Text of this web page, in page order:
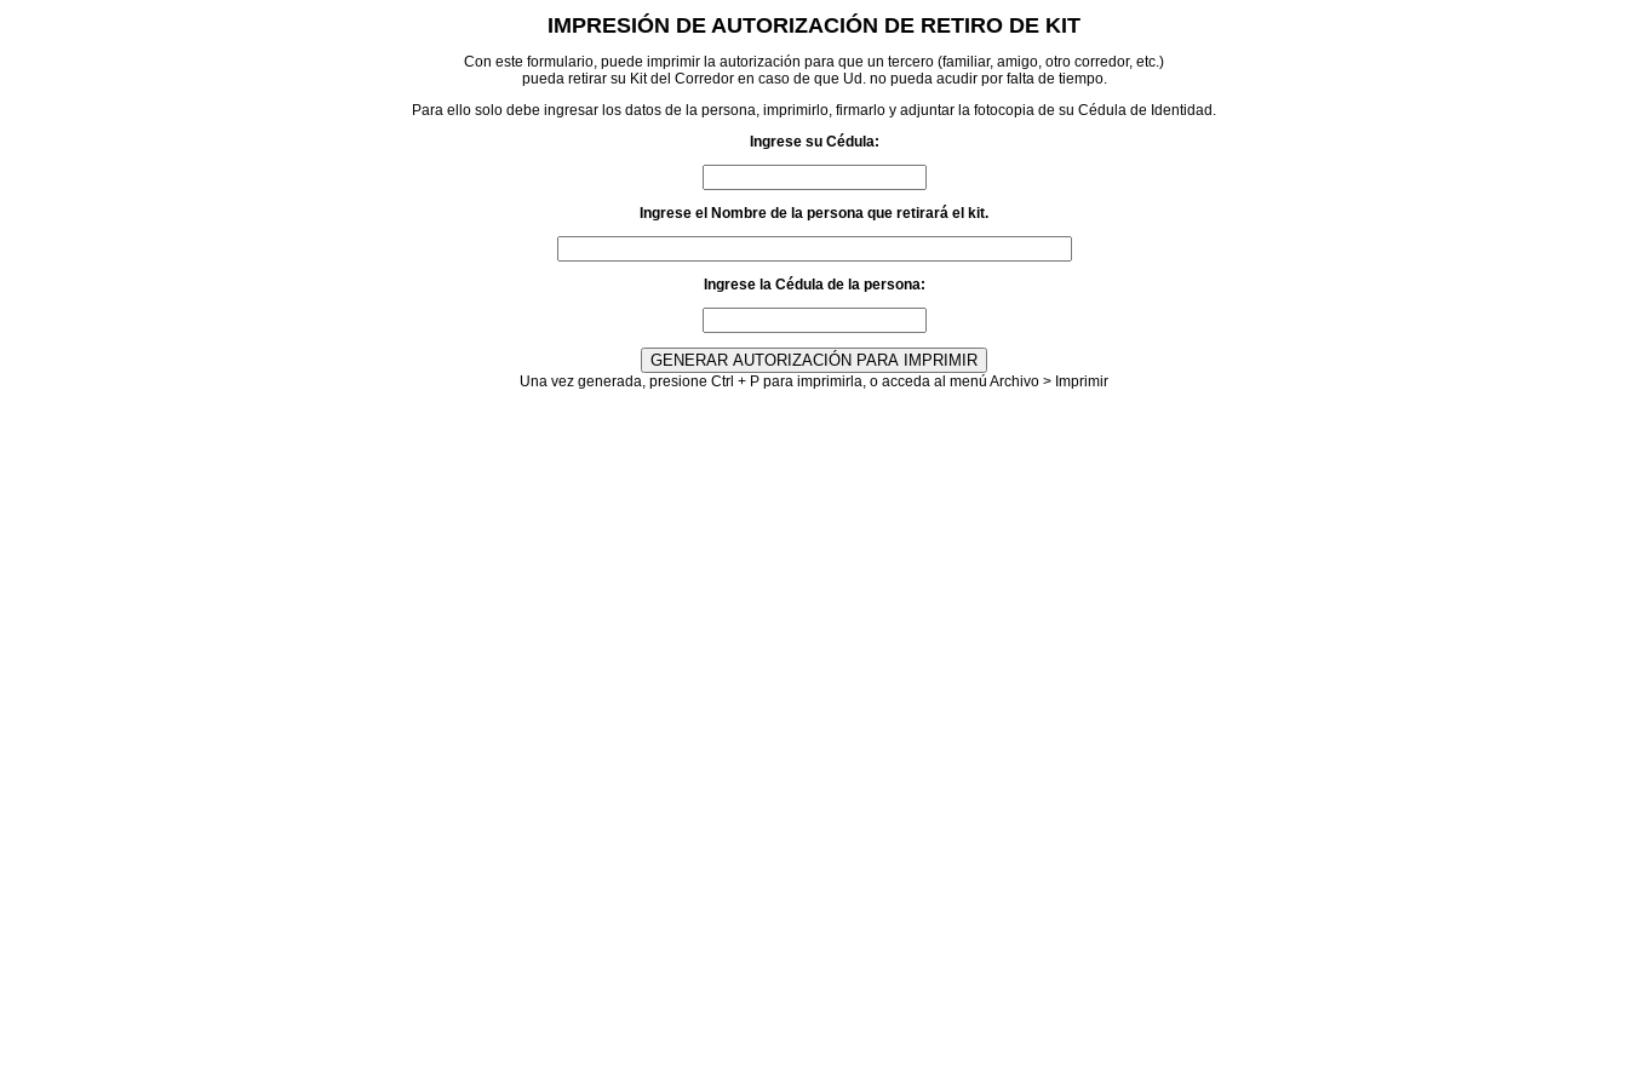
IMPRESIÓN DE AUTORIZACIÓN DE RETIRO DE KIT
Con este formulario, puede imprimir la autorización para que un tercero (familiar, amigo, otro corredor, etc.)
pueda retirar su Kit del Corredor en caso de que Ud. no pueda acudir por falta de tiempo.
Para ello solo debe ingresar los datos de la persona, imprimirlo, firmarlo y adjuntar la fotocopia de su Cédula de Identidad.
Ingrese su Cédula:
Ingrese el Nombre de la persona que retirará el kit.
Ingrese la Cédula de la persona:
Una vez generada, presione Ctrl + P para imprimirla, o acceda al menú Archivo > Imprimir